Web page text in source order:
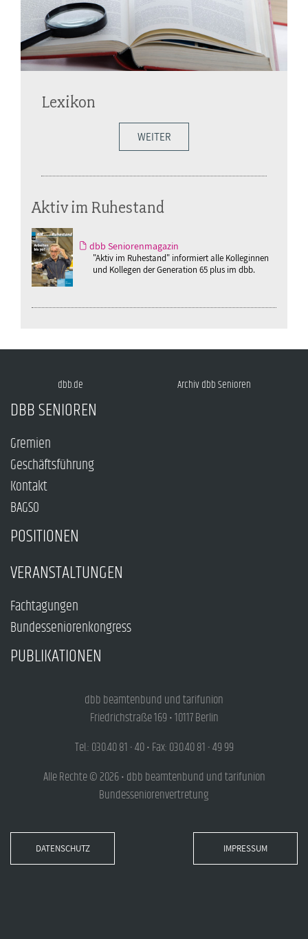
Lexikon
WEITER
Aktiv im Ruhestand
dbb Seniorenmagazin
"Aktiv im Ruhestand" informiert alle Kolleginnen
und Kollegen der Generation 65 plus im dbb.
dbb.de Archiv dbb Senioren
DBB SENIOREN
Gremien
Geschäftsführung
Kontakt
BAGSO
POSITIONEN
VERANSTALTUNGEN
Fachtagungen
Bundesseniorenkongress
PUBLIKATIONEN
dbb beamtenbund und tarifunion
Friedrichstraße 169 • 10117 Berlin
Tel.: 030.40 81 - 40 • Fax: 030.40 81 - 49 99
Alle Rechte © 2026 • dbb beamtenbund und tarifunion
Bundesseniorenvertretung
DATENSCHUTZ IMPRESSUM